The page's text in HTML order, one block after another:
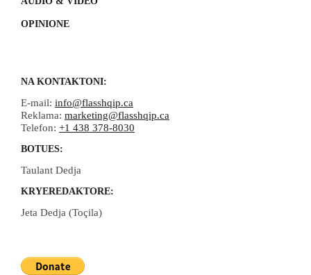
OPINIONE
NA KONTAKTONI:
E-mail: info@flasshqip.ca
Reklama: marketing@flasshqip.ca
Telefon: +1 438 378-8030
BOTUES:
Taulant Dedja
KRYEREDAKTORE:
Jeta Dedja (Toçila)